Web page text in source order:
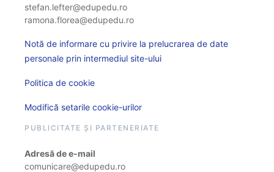
stefan.lefter@edupedu.ro
ramona.florea@edupedu.ro
Notă de informare cu privire la prelucrarea de date
personale prin intermediul site-ului
Politica de cookie
Modifică setarile cookie-urilor
PUBLICITATE ȘI PARTENERIATE
Adresă de e-mail
comunicare@edupedu.ro